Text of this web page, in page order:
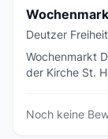
Deutzer
Wochenmarkt
der Kirche St.
Noch keine